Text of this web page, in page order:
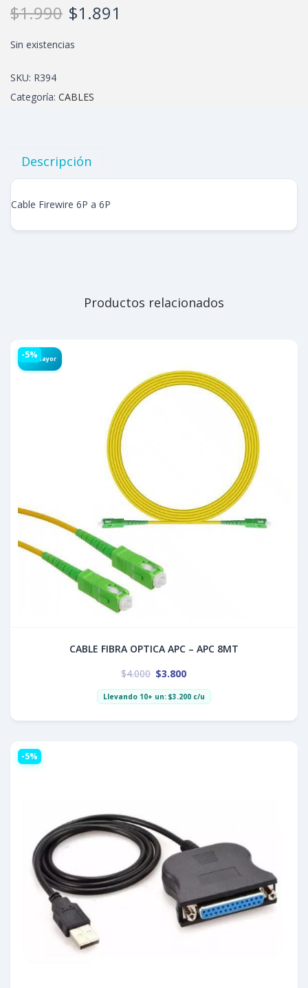
$1.990 $1.891
Sin existencias
SKU: R394
Categoría: CABLES
Descripción
Cable Firewire 6P a 6P
Productos relacionados
Por Mayor
-5%
CABLE FIBRA OPTICA APC – APC 8MT
$4.000 $3.800
Llevando 10+ un: $3.200c/u
-5%